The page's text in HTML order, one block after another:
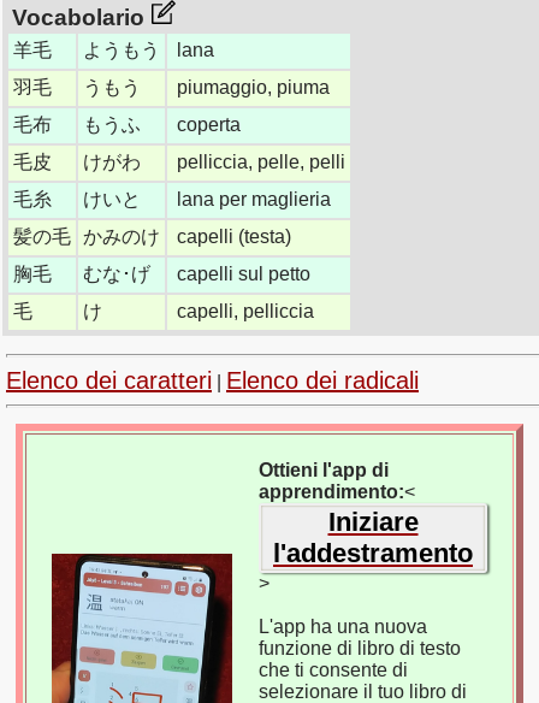
Vocabolario
羊毛 ようもう
lana
羽毛
うもう
piumaggio, piuma
毛布
もうふ
coperta
毛皮
けがわ
pelliccia, pelle, pelli
毛糸
けいと
lana per maglieria
髪の毛 かみのけ
capelli (testa)
胸毛
むな･げ
capelli sul petto
毛
け capelli, pelliccia
Elenco dei caratteri Elenco dei radicali
Ottieni l'app di
apprendimento:<
Iniziare
l'addestramento
>
L'app ha una nuova
funzione di libro di testo
che ti consente di
selezionare il tuo libro di